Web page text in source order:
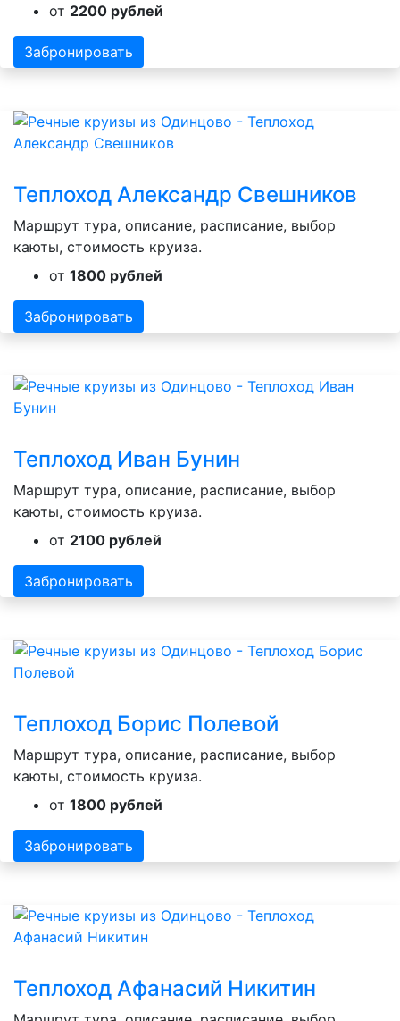
от 2200 рублей
Забронировать
Теплоход Александр Свешников
Маршрут тура, описание, расписание, выбор
каюты, стоимость круиза.
от 1800 рублей
Забронировать
Теплоход Иван Бунин
Маршрут тура, описание, расписание, выбор
каюты, стоимость круиза.
от 2100 рублей
Забронировать
Теплоход Борис Полевой
Маршрут тура, описание, расписание, выбор
каюты, стоимость круиза.
от 1800 рублей
Забронировать
Теплоход Афанасий Никитин